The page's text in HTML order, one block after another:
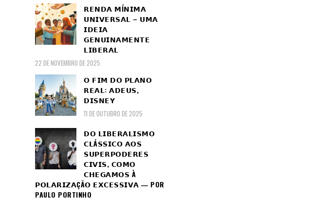
𝗥𝗘𝗡𝗗𝗔 𝗠Í𝗡𝗜𝗠𝗔
𝗨𝗡𝗜𝗩𝗘𝗥𝗦𝗔𝗟 – 𝗨𝗠𝗔
𝗜𝗗𝗘𝗜𝗔
𝗚𝗘𝗡𝗨𝗜𝗡𝗔𝗠𝗘𝗡𝗧𝗘
𝗟𝗜𝗕𝗘𝗥𝗔𝗟
22 DE NOVEMBRO DE 2025
𝗢 𝗙𝗜𝗠 𝗗𝗢 𝗣𝗟𝗔𝗡𝗢
𝗥𝗘𝗔𝗟: 𝗔𝗗𝗘𝗨𝗦,
𝗗𝗜𝗦𝗡𝗘𝗬
11 DE OUTUBRO DE 2025
𝗗𝗢 𝗟𝗜𝗕𝗘𝗥𝗔𝗟𝗜𝗦𝗠𝗢
𝗖𝗟Á𝗦𝗦𝗜𝗖𝗢 𝗔𝗢𝗦
𝗦𝗨𝗣𝗘𝗥𝗣𝗢𝗗𝗘𝗥𝗘𝗦
𝗖𝗜𝗩𝗜𝗦, 𝗖𝗢𝗠𝗢
𝗖𝗛𝗘𝗚𝗔𝗠𝗢𝗦 À
𝗣𝗢𝗟𝗔𝗥𝗜𝗭𝗔ÇÃ𝗢 𝗘𝗫𝗖𝗘𝗦𝗦𝗜𝗩𝗔 ― POR
PAULO PORTINHO